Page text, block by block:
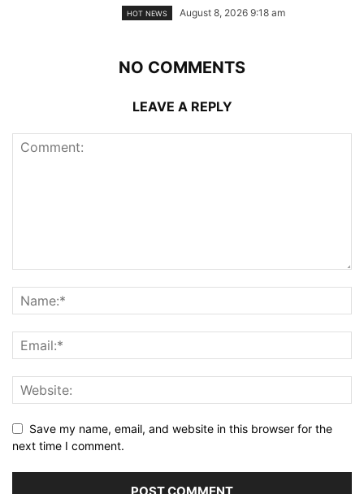
HOT NEWS August 8, 2026 9:18 am
NO COMMENTS
LEAVE A REPLY
Save my name, email, and website in this browser for the
next time I comment.